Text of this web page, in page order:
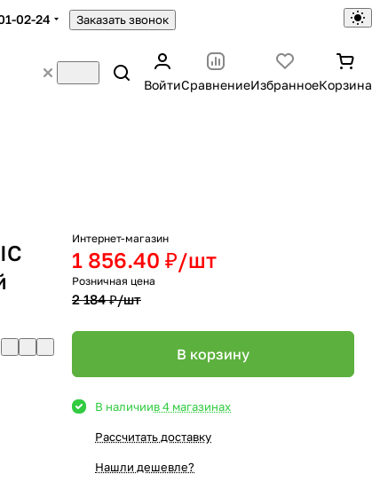
02-24 Заказать звонок
ВойтиСравнениеИзбранноеКорзина
Интернет-магазин
1 856.40 ₽/шт
Розничная цена
2 184 ₽/шт
В корзину
В наличиив 4 магазинах
Рассчитать доставку
Нашли дешевле?